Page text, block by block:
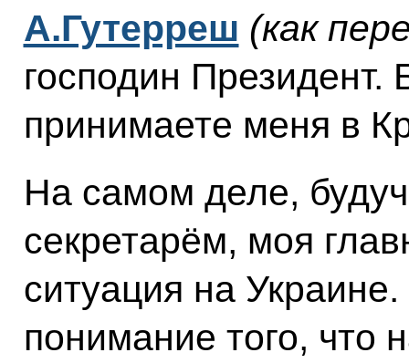
А.Гутерреш (как
господин Президент.
принимаете меня в
На самом деле,
секретарём, моя
ситуация на
понимание того, что